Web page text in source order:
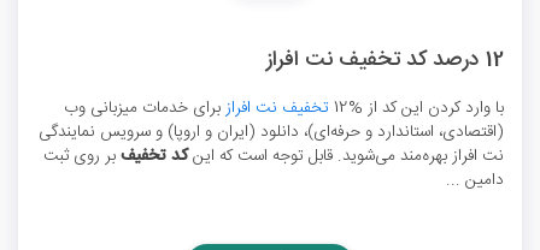
12 درصد کد تخفیف نت افراز
با وارد کردن این کد از %12 تخفیف نت افرازبرای خدمات میزبانی وب
(اقتصادی، استاندارد و حرفه‌ای)، دانلود (ایران و اروپا) و سرویس نمایندگی
نت افراز بهره‌مند می‌شوید. قابل توجه است که اینکد تخفیفبر روی ثبت
دامین ...